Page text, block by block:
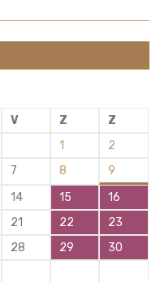
V Z
Z
1
2
7 8
9
14 15
16
21 22
23
28 29
30